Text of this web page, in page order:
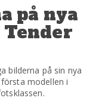
på nya
bilderna på sin nya
modellen i